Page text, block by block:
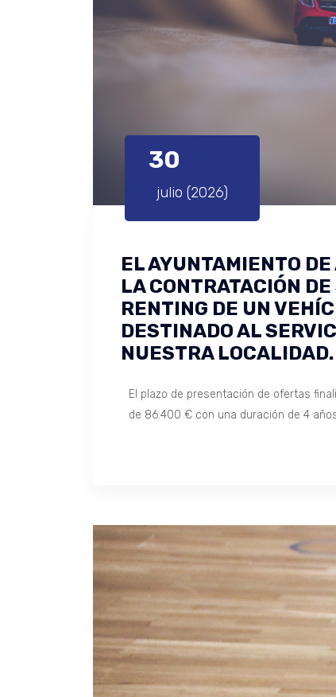
30
julio (2026)
EL AYUNTAMIENTO
LA CONTRATACIÓN
RENTING DE UN
DESTINADO AL
NUESTRA LOCALIDAD.
El plazo de presentación de ofertas
de 86.400 € con una duración de 4